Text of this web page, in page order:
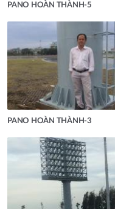
PANO HOÀN THÀNH-5
PANO HOÀN THÀNH-3